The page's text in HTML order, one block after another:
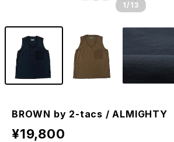
1/13
BROWN by 2-tacs / ALMIGHTY
¥19,800